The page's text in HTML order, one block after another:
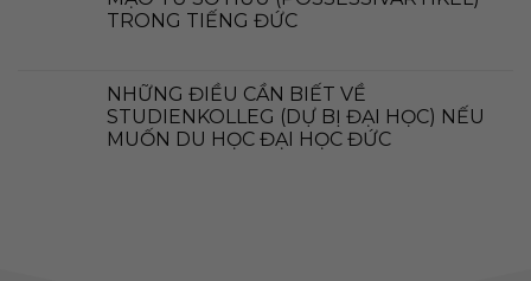
TRONG TIẾNG ĐỨC
NHỮNG ĐIỀU CẦN BIẾT VỀ
STUDIENKOLLEG (DỰ BỊ ĐẠI HỌC) NẾU
MUỐN DU HỌC ĐẠI HỌC ĐỨC